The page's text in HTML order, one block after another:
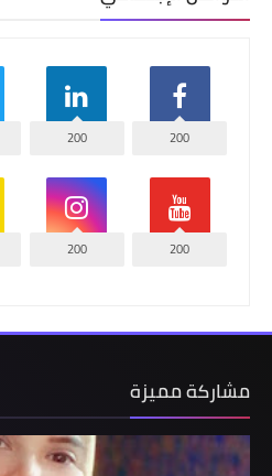
200
200
200
200
مشاركة مميزة